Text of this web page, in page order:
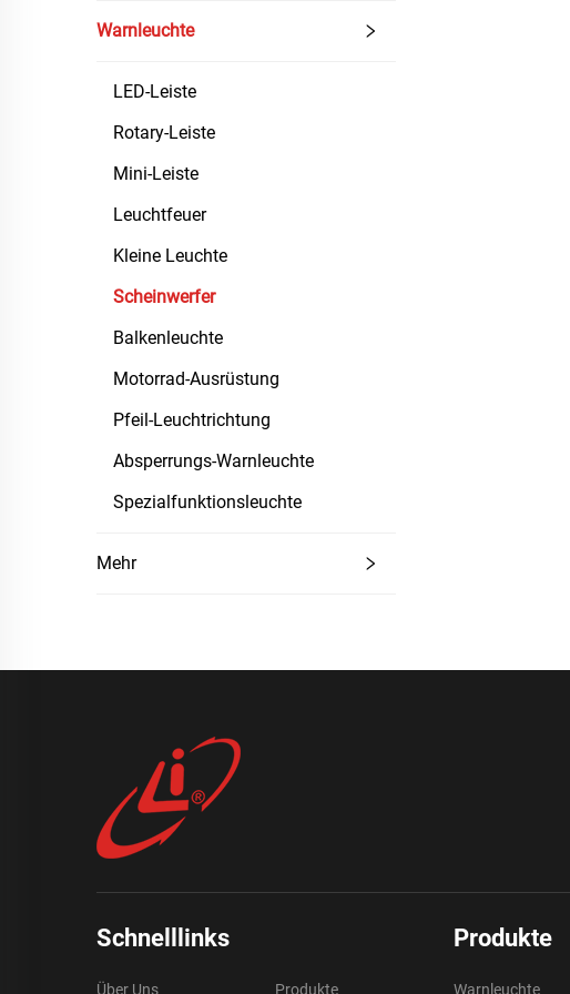
Warnleuchte
LED-Leiste
Rotary-Leiste
Mini-Leiste
Leuchtfeuer
Kleine Leuchte
Scheinwerfer
Balkenleuchte
Motorrad-Ausrüstung
Pfeil-Leuchtrichtung
Absperrungs-Warnleuchte
Spezialfunktionsleuchte
Mehr
Schnelllinks
Über Uns Produkte
Produkte
Warnleuchte